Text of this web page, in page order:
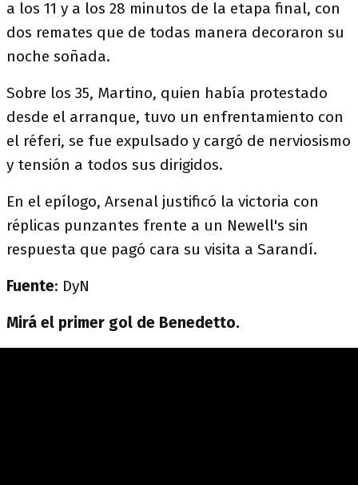
a los 11 y a los 28 minutos de la etapa final, con
dos remates que de todas manera decoraron su
noche soñada.
Sobre los 35, Martino, quien había protestado
desde el arranque, tuvo un enfrentamiento con
el réferi, se fue expulsado y cargó de nerviosismo
y tensión a todos sus dirigidos.
En el epílogo, Arsenal justificó la victoria con
réplicas punzantes frente a un Newell's sin
respuesta que pagó cara su visita a Sarandí.
Fuente: DyN
Mirá el primer gol de Benedetto.